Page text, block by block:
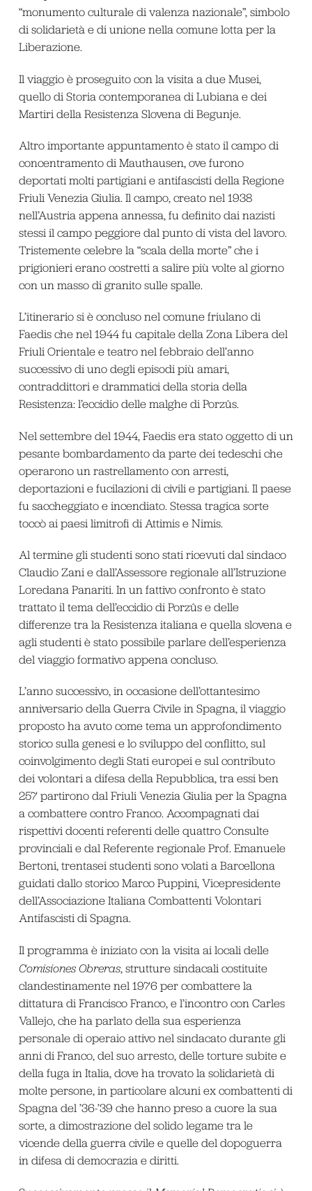
“monumento culturale di valenza nazionale”, simbolo
di solidarietà e di unione nella comune lotta per la
Liberazione.
Il viaggio è proseguito con la visita a due Musei,
quello di Storia contemporanea di Lubiana e dei
Martiri della Resistenza Slovena di Begunje.
Altro importante appuntamento è stato il campo di
concentramento di Mauthausen, ove furono
deportati molti partigiani e antifascisti della Regione
Friuli Venezia Giulia. Il campo, creato nel 1938
nell’Austria appena annessa, fu definito dai nazisti
stessi il campo peggiore dal punto di vista del lavoro.
Tristemente celebre la “scala della morte” che i
prigionieri erano costretti a salire più volte al giorno
con un masso di granito sulle spalle.
L’itinerario si è concluso nel comune friulano di
Faedis che nel 1944 fu capitale della Zona Libera del
Friuli Orientale e teatro nel febbraio dell’anno
successivo di uno degli episodi più amari,
contraddittori e drammatici della storia della
Resistenza: l’eccidio delle malghe di Porzûs.
Nel settembre del 1944, Faedis era stato oggetto di un
pesante bombardamento da parte dei tedeschi che
operarono un rastrellamento con arresti,
deportazioni e fucilazioni di civili e partigiani. Il paese
fu saccheggiato e incendiato. Stessa tragica sorte
toccò ai paesi limitrofi di Attimis e Nimis.
Al termine gli studenti sono stati ricevuti dal sindaco
Claudio Zani e dall’Assessore regionale all’Istruzione
Loredana Panariti. In un fattivo confronto è stato
trattato il tema dell’eccidio di Porzûs e delle
differenze tra la Resistenza italiana e quella slovena e
agli studenti è stato possibile parlare dell’esperienza
del viaggio formativo appena concluso.
L’anno successivo, in occasione dell’ottantesimo
anniversario della Guerra Civile in Spagna, il viaggio
proposto ha avuto come tema un approfondimento
storico sulla genesi e lo sviluppo del conflitto, sul
coinvolgimento degli Stati europei e sul contributo
dei volontari a difesa della Repubblica, tra essi ben
257 partirono dal Friuli Venezia Giulia per la Spagna
a combattere contro Franco. Accompagnati dai
rispettivi docenti referenti delle quattro Consulte
provinciali e dal Referente regionale Prof. Emanuele
Bertoni, trentasei studenti sono volati a Barcellona
guidati dallo storico Marco Puppini, Vicepresidente
dell’Associazione Italiana Combattenti Volontari
Antifascisti di Spagna.
Il programma è iniziato con la visita ai locali delle
Comisiones Obreras, strutture sindacali costituite
clandestinamente nel 1976 per combattere la
dittatura di Francisco Franco, e l’incontro con Carles
Vallejo, che ha parlato della sua esperienza
personale di operaio attivo nel sindacato durante gli
anni di Franco, del suo arresto, delle torture subite e
della fuga in Italia, dove ha trovato la solidarietà di
molte persone, in particolare alcuni ex combattenti di
Spagna del ’36-’39 che hanno preso a cuore la sua
sorte, a dimostrazione del solido legame tra le
vicende della guerra civile e quelle del dopoguerra
in difesa di democrazia e diritti.